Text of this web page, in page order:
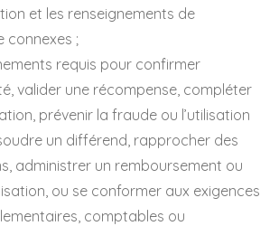
et les renseignements de
connexes ;
requis pour confirmer
valider une récompense, compléter
prévenir la fraude ou l’utilisation
un différend, rapprocher des
administrer un remboursement ou
ou se conformer aux exigences
comptables ou